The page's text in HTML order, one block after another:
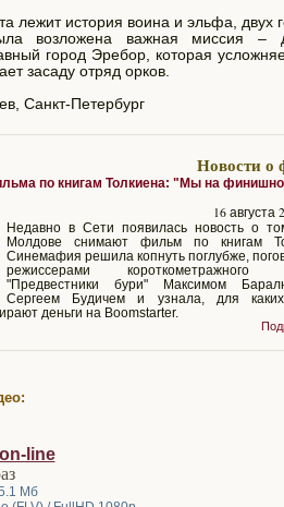
лежит история воина и эльфа, двух
возложена важная миссия –
город Эребор, которая
засаду отряд орков.
Санкт-Петербург
Новости о
по книгам Толкиена: "Мы на
16 августа
Недавно в Сети появилась новость о
Молдове снимают фильм по книгам
Синемафия решила копнуть поглубже,
режиссерами короткометражного
"Предвестники бури" Максимом
Сергеем Будичем и узнала, для
деньги на Boomstarter.
line
Мб